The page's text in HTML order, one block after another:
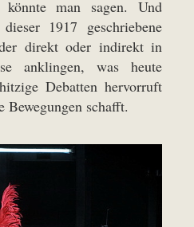
könnte man sagen. Und
1917 geschriebene
direkt oder indirekt in
anklingen, was heute
Debatten hervorruft
schafft.